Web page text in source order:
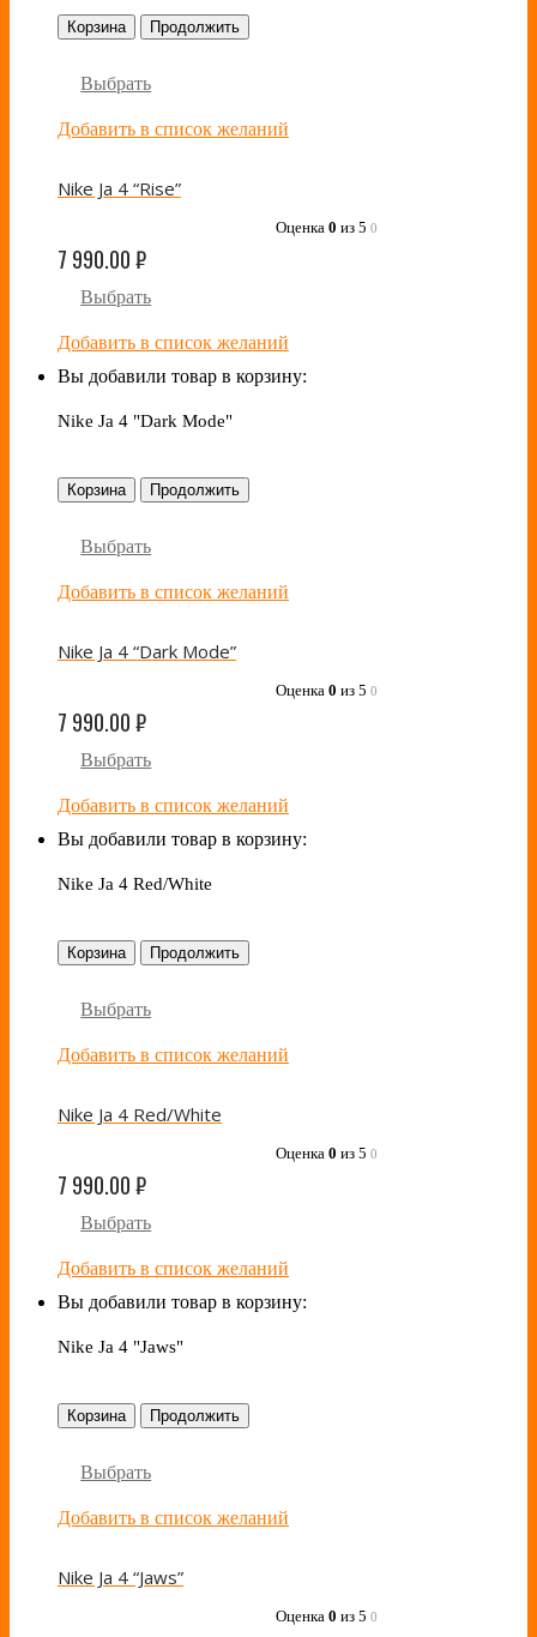
Корзина Продолжить
Выбрать
Добавить в список желаний
Nike Ja 4 “Rise”
Оценка 0 из 5 0
7 990.00₽
Выбрать
Добавить в список желаний
Вы добавили товар в корзину:
Nike Ja 4 "Dark Mode"
Корзина Продолжить
Выбрать
Добавить в список желаний
Nike Ja 4 “Dark Mode”
Оценка 0 из 5 0
7 990.00₽
Выбрать
Добавить в список желаний
Вы добавили товар в корзину:
Nike Ja 4 Red/White
Корзина Продолжить
Выбрать
Добавить в список желаний
Nike Ja 4 Red/White
Оценка 0 из 5 0
7 990.00₽
Выбрать
Добавить в список желаний
Вы добавили товар в корзину:
Nike Ja 4 "Jaws"
Корзина Продолжить
Выбрать
Добавить в список желаний
Nike Ja 4 “Jaws”
Оценка 0 из 5 0